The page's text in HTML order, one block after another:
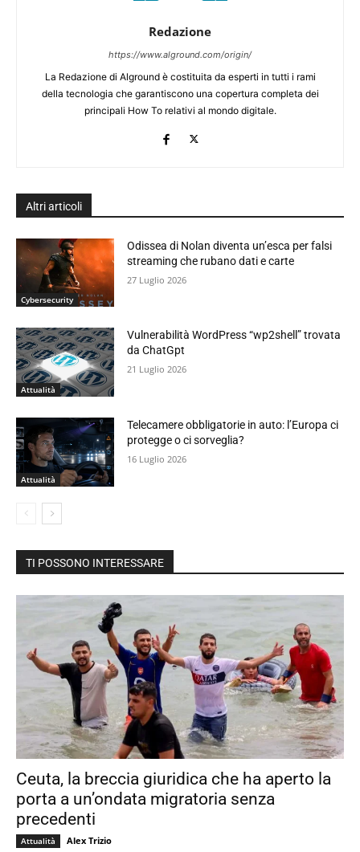
Redazione
https://www.alground.com/origin/
La Redazione di Alground è costituita da esperti in tutti i rami
della tecnologia che garantiscono una copertura completa dei
principali How To relativi al mondo digitale.
Altri articoli
Cybersecurity
Odissea di Nolan diventa un’esca per falsi
streaming che rubano dati e carte
27 Luglio 2026
Attualità
Vulnerabilità WordPress “wp2shell” trovata
da ChatGpt
21 Luglio 2026
Attualità
Telecamere obbligatorie in auto: l’Europa ci
protegge o ci sorveglia?
16 Luglio 2026
TI POSSONO INTERESSARE
Ceuta, la breccia giuridica che ha aperto la
porta a un’ondata migratoria senza
precedenti
Attualità Alex Trizio